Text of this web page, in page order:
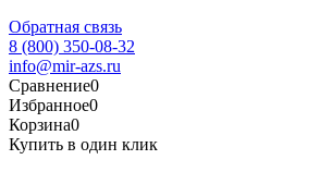
Обратная связь
8 (800) 350-08-32
info@mir-azs.ru
Сравнение0
Избранное0
Корзина0
Купить в один клик